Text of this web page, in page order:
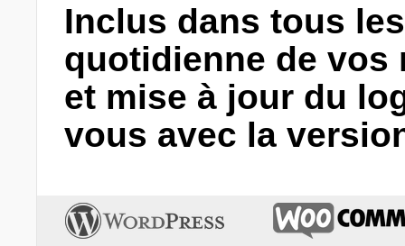
Inclus dans tous
quotidienne de vos
et mise à jour du
vous avec la